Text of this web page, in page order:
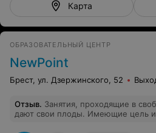
Карта
ОБРАЗОВАТЕЛЬНЫЙ ЦЕНТР
NewPoint
Брест, ул. Дзержинского, 52
Отзыв. Занятия, проходящие в
дают свои плоды. Имеющие цель изучить языки